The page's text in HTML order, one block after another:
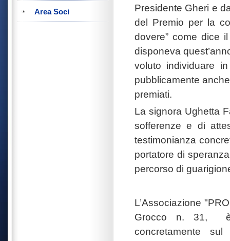
Area Soci
Presidente Gheri e
del Premio per la
dovere” come dice
disponeva
voluto individuare
pubblicamente
premiati.
La signora Ughetta
sofferenze e di
testimonianza
portatore di
percorso di
L’Associazione
Grocco n. 31,
concretamente